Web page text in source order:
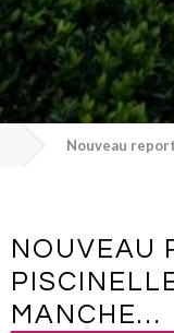
Nouveau
NOUVEAU
MANCHE…